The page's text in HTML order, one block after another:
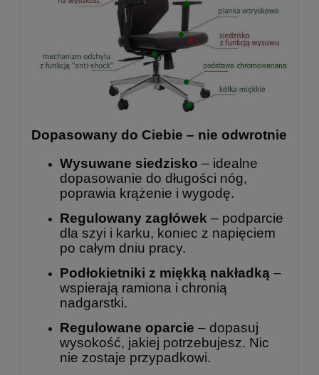
Dopasowany do Ciebie – nie odwrotnie
Wysuwane siedzisko – idealne
dopasowanie do długości nóg,
poprawia krążenie i wygodę.
Regulowany zagłówek – podparcie
dla szyi i karku, koniec z napięciem
po całym dniu pracy.
Podłokietniki z miękką nakładką –
wspierają ramiona i chronią
nadgarstki.
Regulowane oparcie – dopasuj
wysokość, jakiej potrzebujesz. Nic
nie zostaje przypadkowi.